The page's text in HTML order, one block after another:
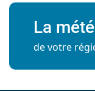
La
de votre